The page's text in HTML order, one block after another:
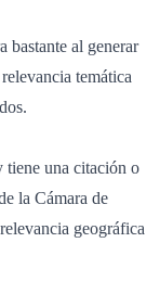
bastante al generar
temática
tiene una citación o
la Cámara de
geográfica